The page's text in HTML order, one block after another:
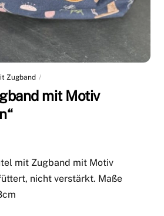
Zugband
mit Motiv
mit Zugband mit Motiv
nicht verstärkt. Maße